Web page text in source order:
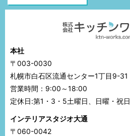
本社
〒003-0030
札幌市白石区流通センター1丁目9-31
営業時間：9:00～18:00
定休日:第1・3・5土曜日、日曜・祝日
インテリアスタジオ大通
〒060-0042